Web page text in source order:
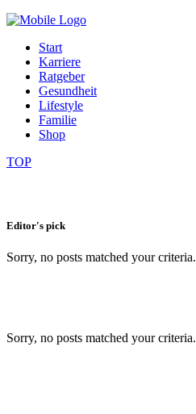
Start
Karriere
Ratgeber
Gesundheit
Lifestyle
Familie
Shop
TOP
Editor's pick
Sorry, no posts matched your criteria.
Sorry, no posts matched your criteria.